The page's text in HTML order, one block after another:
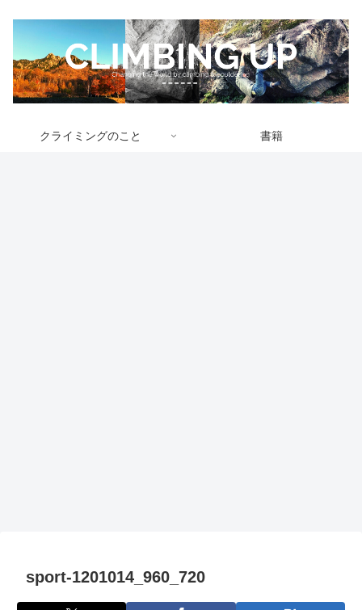
クライミングのこと 書籍
sport-1201014_960_720